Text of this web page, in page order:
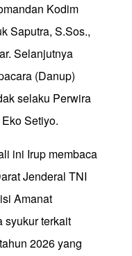
Kodim
Saputra, S.Sos.,
Selanjutnya
(Danup)
selaku Perwira
Setiyo.
ini Irup membaca
Jenderal TNI
Amanat
syukur terkait
2026 yang